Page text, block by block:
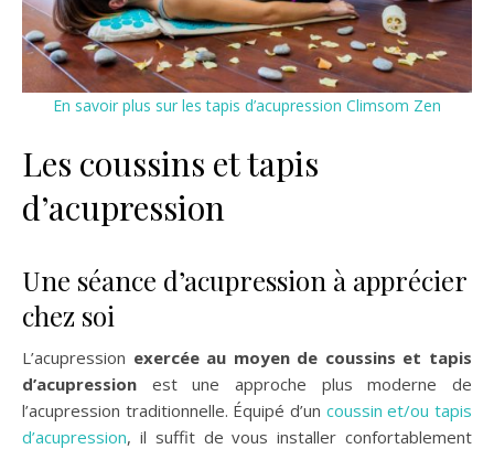
En savoir plus sur les tapis d’acupression Climsom Zen
Les coussins et tapis
d’acupression
Une séance d’acupression à apprécier
chez soi
L’acupression exercée au moyen de coussins et tapis
d’acupression est une approche plus moderne de
l’acupression traditionnelle. Équipé d’un coussin et/ou tapis
d’acupression, il suffit de vous installer confortablement